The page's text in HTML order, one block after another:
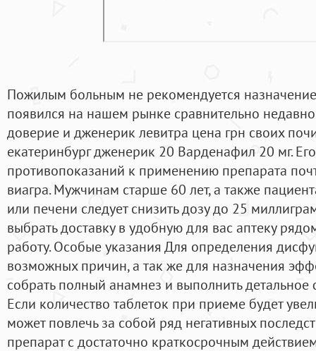
Пожилым больным не рекомендуется
появился на нашем рынке сравнительно
доверие и дженерик левитра цена грн своих
екатеринбург дженерик 20 Варденафил 20 мг.
противопоказаний к применению препарата
виагра. Мужчинам старше 60 лет, а также
или печени следует снизить дозу до 25
выбрать доставку в удобную для вас аптеку
работу. Особые указания Для определения
возможных причин, а так же для назначения
собрать полный анамнез и выполнить
Если количество таблеток при приеме будет
может повлечь за собой ряд негативных
препарат с достаточно краткосрочным